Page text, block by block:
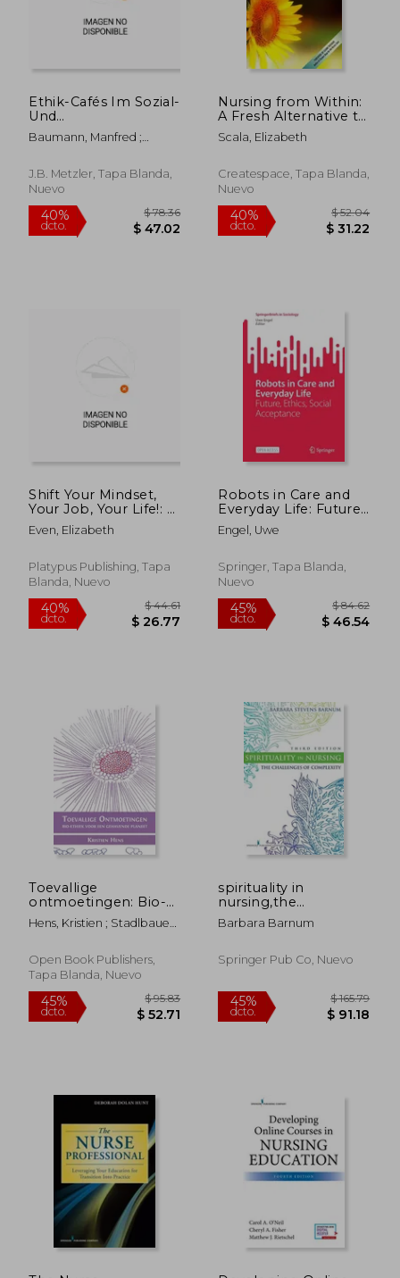
45%
dcto.
Ethik-Cafés Im Sozial-
Und
Gesundheitswesen:
Sich Über Aktuelle
Verständigen Und
Austauschen (en
Baumann, Manfred ;
J.B. Metzler, Tapa Blanda,
Nuevo
40%
dcto. $ 47.02
Nursing from Within:
A Fresh Alternative to
Putting Out Fires and
Self-Care
Inglés)
Scala, Elizabeth
Createspace, Tapa Blanda,
Nuevo
40%
dcto.
Shift Your Mindset,
Your Job, Your Life!: A
Guide for Nurses (en
Inglés)
Even, Elizabeth
Platypus Publishing, Tapa
Blanda, Nuevo
40%
dcto.
Robots in Care and
Everyday Life: Future,
Ethics, Social
Acceptance (en
Engel, Uwe
Springer, Tapa Blanda,
Nuevo
Toevallige
ontmoetingen: Bio-
ethiek voor een
gehavende planeet
Hens, Kristien ; Stadlbauer,
H. M.
Open Book Publishers,
Tapa Blanda, Nuevo
spirituality in
nursing,the
challenges of
complexity
Barbara Barnum
Springer Pub Co, Nuevo